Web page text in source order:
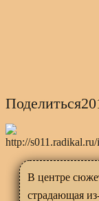
Поделиться
В центре
страдающая